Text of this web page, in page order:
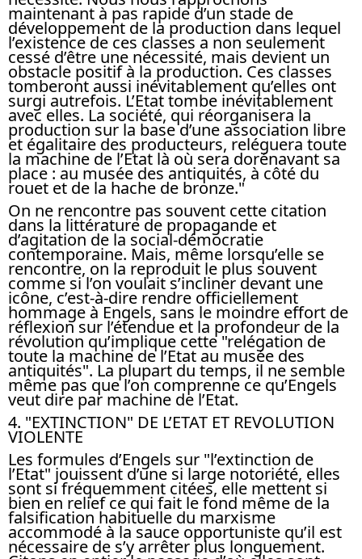
maintenant à pas rapide d’un stade de
développement de la production dans lequel
l’existence de ces classes a non seulement
cessé d’être une nécessité, mais devient un
obstacle positif à la production. Ces classes
tomberont aussi inévitablement qu’elles ont
surgi autrefois. L’Etat tombe inévitablement
avec elles. La société, qui réorganisera la
production sur la base d’une association libre
et égalitaire des producteurs, reléguera toute
la machine de l’Etat là où sera dorénavant sa
place : au musée des antiquités, à côté du
rouet et de la hache de bronze."
On ne rencontre pas souvent cette citation
dans la littérature de propagande et
d’agitation de la social-démocratie
contemporaine. Mais, même lorsqu’elle se
rencontre, on la reproduit le plus souvent
comme si l’on voulait s’incliner devant une
icône, c’est-à-dire rendre officiellement
hommage à Engels, sans le moindre effort de
réflexion sur l’étendue et la profondeur de la
révolution qu’implique cette "relégation de
toute la machine de l’Etat au musée des
antiquités". La plupart du temps, il ne semble
même pas que l’on comprenne ce qu’Engels
veut dire par machine de l’Etat.
4. "EXTINCTION" DE L’ETAT ET REVOLUTION
VIOLENTE
Les formules d’Engels sur "l’extinction de
l’Etat" jouissent d’une si large notoriété, elles
sont si fréquemment citées, elle mettent si
bien en relief ce qui fait le fond même de la
falsification habituelle du marxisme
accommodé à la sauce opportuniste qu’il est
nécessaire de s’y arrêter plus longuement.